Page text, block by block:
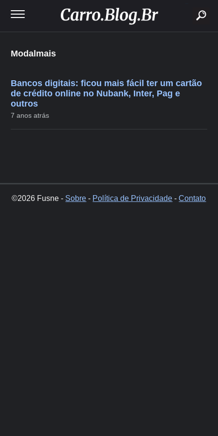
Modalmais
Bancos digitais: ficou mais fácil ter um cartão
de crédito online no Nubank, Inter, Pag e
outros
7 anos atrás
©2026 Fusne - Sobre - Política de Privacidade -Contato